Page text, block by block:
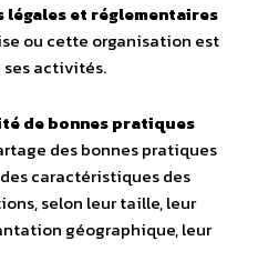
et réglementaires
ou cette organisation est
ses activités.
de bonnes pratiques
des bonnes pratiques
caractéristiques des
selon leur taille, leur
géographique, leur